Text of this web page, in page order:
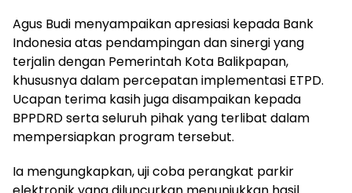
Agus Budi menyampaikan apresiasi kepada Bank
Indonesia atas pendampingan dan sinergi yang
terjalin dengan Pemerintah Kota Balikpapan,
khususnya dalam percepatan implementasi ETPD.
Ucapan terima kasih juga disampaikan kepada
BPPDRD serta seluruh pihak yang terlibat dalam
mempersiapkan program tersebut.
Ia mengungkapkan, uji coba perangkat parkir